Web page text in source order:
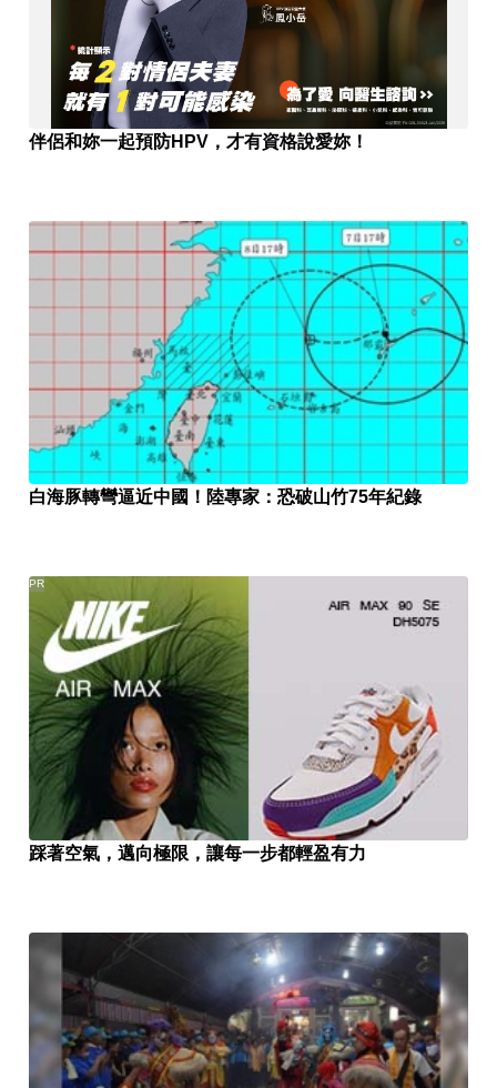
伴侶和妳一起預防HPV，才有資格說愛妳！
白海豚轉彎逼近中國！陸專家：恐破山竹75年紀錄
踩著空氣，邁向極限，讓每一步都輕盈有力
PR